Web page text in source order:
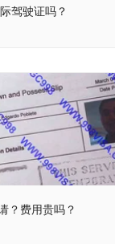
驾驶证吗？
？费用贵吗？